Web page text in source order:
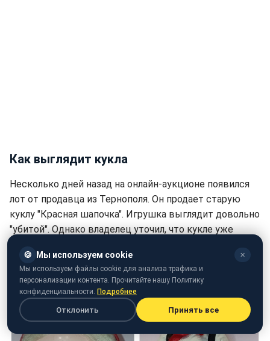
Как выглядит кукла
Несколько дней назад на онлайн-аукционе появился
лот от продавца из Тернополя. Он продает старую
куклу "Красная шапочка". Игрушка выглядит довольно
"убитой". Однако владелец уточил, что кукле уже
🍪 Мы используем cookie ✕
Мы используем файлы cookie для анализа трафика и
персонализации контента. Прочитайте нашу Политику
конфиденциальности. Подробнее
Отклонить Принять все